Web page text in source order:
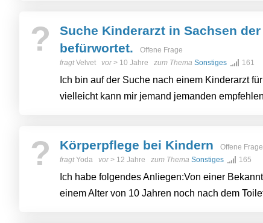
?
Suche Kinderarzt in Sachsen
befürwortet.
Offene Frage
fragtVelvet vor> 10 Jahre zum Thema Sonstiges 161
Ich bin auf der Suche nach einem Kinderarzt
vielleicht kann mir jemand jemanden
? Körperpflege bei Kindern
Offene Frage
fragtYoda vor> 12 Jahre zum Thema Sonstiges 165
Ich habe folgendes Anliegen:Von einer
einem Alter von 10 Jahren noch nach dem